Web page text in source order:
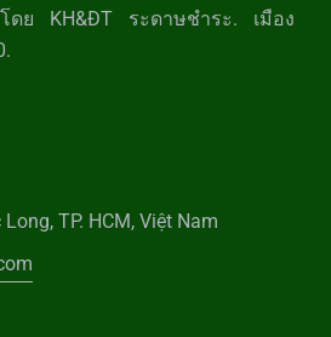
ดย KH&ĐT ระดาษชำระ. เมือง
TP. HCM, Việt Nam